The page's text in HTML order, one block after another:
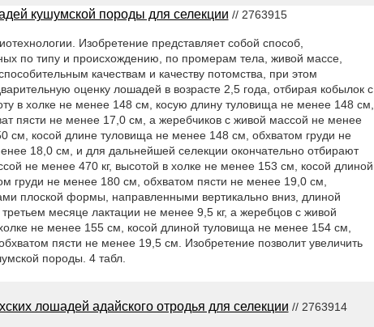
кушумской породы для селекции // 2763915
Изобретение представляет собой способ,
по типу и происхождению, по промерам тела, живой массе,
качествам и качеству потомства, при этом
оценку лошадей в возрасте 2,5 года, отбирая кобылок с
в холке не менее 148 см, косую длину туловища не менее 148 см,
пясти не менее 17,0 см, а жеребчиков с живой массой не менее
см, косой длине туловища не менее 148 см, обхватом груди не
18,0 см, и для дальнейшей селекции окончательно отбирают
не менее 470 кг, высотой в холке не менее 153 см, косой длиной
груди не менее 180 см, обхватом пясти не менее 19,0 см,
плоской формы, направленными вертикально вниз, длиной
месяце лактации не менее 9,5 кг, а жеребцов с живой
не менее 155 см, косой длиной туловища не менее 154 см,
пясти не менее 19,5 см. Изобретение позволит увеличить
породы. 4 табл.
лошадей адайского отродья для селекции // 2763914